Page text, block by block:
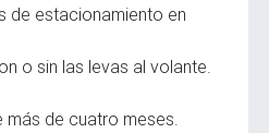
de estacionamiento en
o sin las levas al volante.
más de cuatro meses.